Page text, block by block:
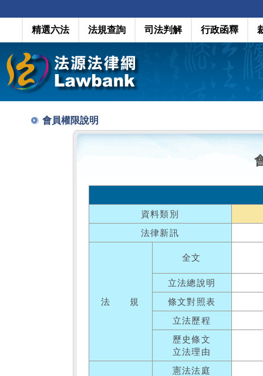
精選六法 法規查詢 司法判解 行政函釋
會員權限說明
資料類別
法律新訊
法 規
全文
立法總說明
條文對照表
立法歷程
歷史條文
立法理由
憲法法庭